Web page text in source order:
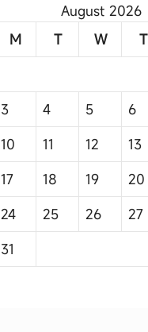
August 2026
M T W T
3 4 5 6
10 11 12 13
17 18 19 20
24 25 26 27
31